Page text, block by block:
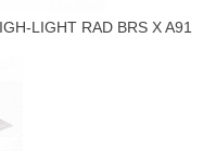
LIGHT RAD BRS X A91